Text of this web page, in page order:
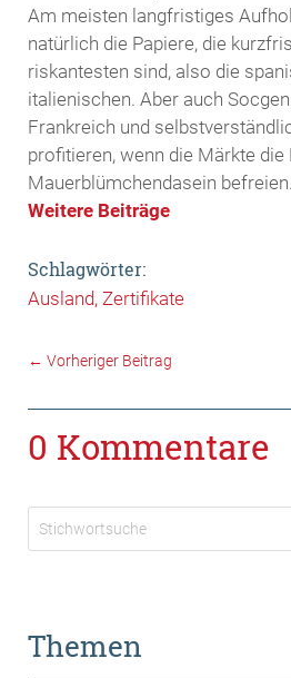
Am meisten langfristiges
natürlich die Papiere, die
riskantesten sind, also die
italienischen. Aber auch
Frankreich und
profitieren, wenn die Märkte die
Mauerblümchendasein befreien.
Weitere Beiträge
Schlagwörter:
Ausland Zertifikate
← Vorheriger Beitrag
0 Kommentare
Themen